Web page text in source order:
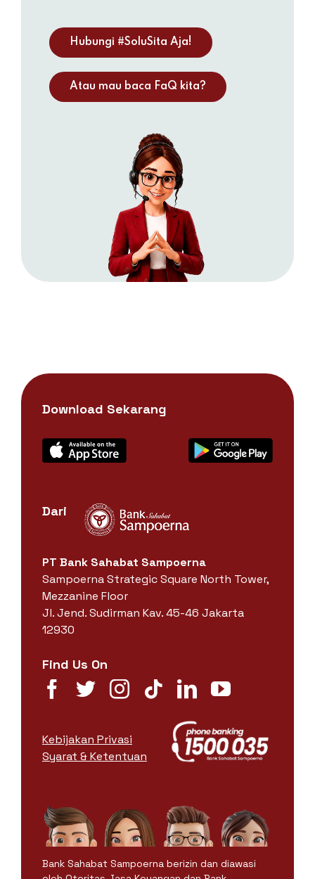
Hubungi #SoluSita Aja!
Atau mau baca FaQ kita?
Download Sekarang
Dari
PT Bank Sahabat Sampoerna
Sampoerna Strategic Square North Tower,
Mezzanine Floor
Jl. Jend. Sudirman Kav. 45-46 Jakarta
12930
Find Us On
Kebijakan Privasi
Syarat & Ketentuan
Bank Sahabat Sampoerna berizin dan diawasi